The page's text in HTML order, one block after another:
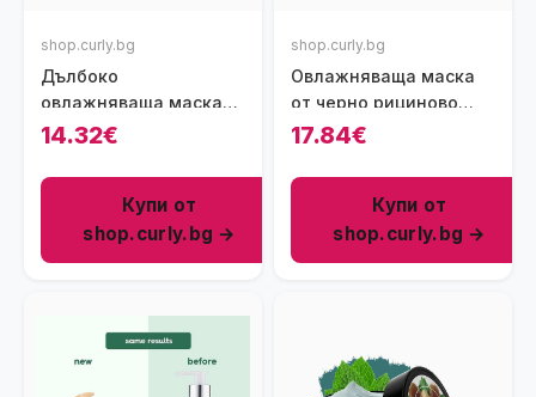
shop.curly.bg
Дълбоко
овлажняваща маска
Yari Green Curls Deep
14.32€
Купи от
shop.curly.bg →
shop.curly.bg
Овлажняваща маска
от черно рициново
масло от Ямайка As I
Masque, 227 г
17.84€
Купи от
shop.curly.bg →